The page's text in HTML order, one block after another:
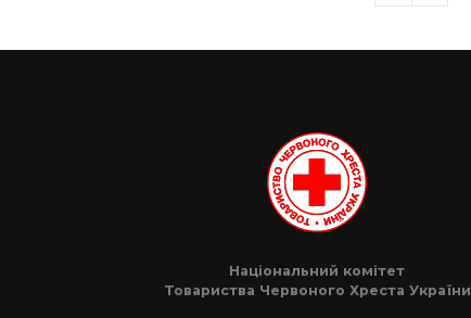
Національний комітет
Товариства Червоного Хреста України